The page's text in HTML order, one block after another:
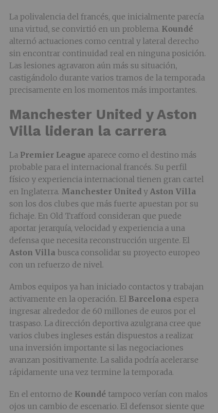
La polivalencia del francés, que inicialmente parecía
una virtud, se convirtió en un problema. Koundé
alternó actuaciones como central y lateral derecho
sin encontrar continuidad real en ninguna posición.
Las lesiones agravaron aún más su situación,
castigándolo durante varios tramos de la temporada
precisamente en los momentos más importantes.
Manchester United y Aston
Villa lideran la carrera
La Premier League aparece como el destino más
probable para el internacional francés. Su perfil
físico y experiencia internacional tienen gran cartel
en Inglaterra. Manchester Unitedy Aston Villa
son los dos clubes que más fuerte apuestan por su
fichaje. En Old Trafford consideran que puede
aportar jerarquía, velocidad y experiencia a una
defensa que necesita reconstrucción urgente. El
Aston Villa busca consolidar su proyecto europeo
con un refuerzo de nivel.
Ambos equipos ya han iniciado contactos y trabajan
activamente en la operación. El Barcelona espera
ingresar alrededor de 60 millones de euros por el
traspaso. La dirección deportiva azulgrana cree que
varios clubes ingleses están dispuestos a realizar
una inversión importante si las negociaciones
avanzan positivamente. La salida podría acelerarse
rápidamente una vez termine la temporada.
En el entorno de Koundé tampoco verían con malos
ojos un cambio de escenario. El defensor siente que